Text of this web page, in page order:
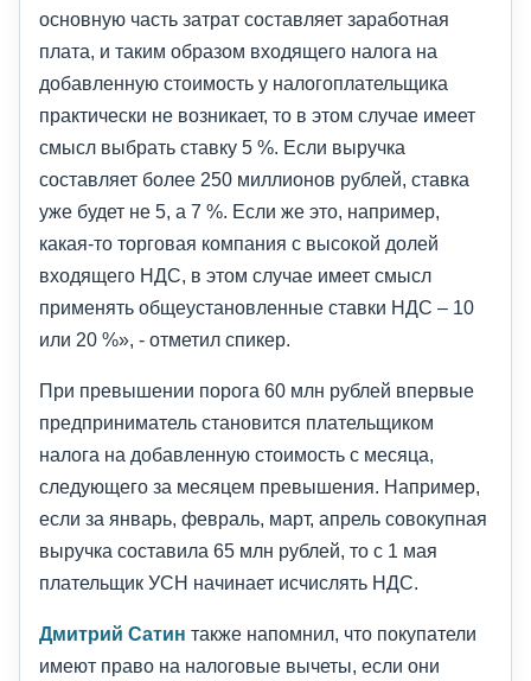
основную часть затрат составляет заработная
плата, и таким образом входящего налога на
добавленную стоимость у налогоплательщика
практически не возникает, то в этом случае имеет
смысл выбрать ставку 5 %. Если выручка
составляет более 250 миллионов рублей, ставка
уже будет не 5, а 7 %. Если же это, например,
какая-то торговая компания с высокой долей
входящего НДС, в этом случае имеет смысл
применять общеустановленные ставки НДС – 10
или 20 %», - отметил спикер.
При превышении порога 60 млн рублей впервые
предприниматель становится плательщиком
налога на добавленную стоимость с месяца,
следующего за месяцем превышения. Например,
если за январь, февраль, март, апрель совокупная
выручка составила 65 млн рублей, то с 1 мая
плательщик УСН начинает исчислять НДС.
Дмитрий Сатин также напомнил, что покупатели
имеют право на налоговые вычеты, если они